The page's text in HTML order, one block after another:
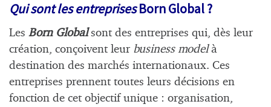
Qui sont les entreprisesBorn Global ?
Les Born Globalsont des entreprises qui, dès leur
création, conçoivent leur business modelà
destination des marchés internationaux. Ces
entreprises prennent toutes leurs décisions en
fonction de cet objectif unique : organisation,